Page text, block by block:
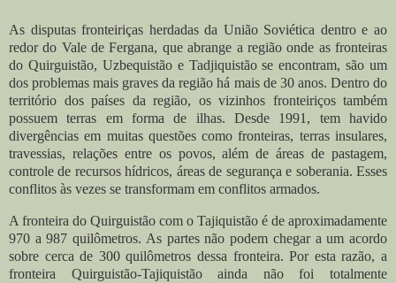
As disputas fronteiriças herdadas da União Soviética dentro e ao
redor do Vale de Fergana, que abrange a região onde as fronteiras
do Quirguistão, Uzbequistão e Tadjiquistão se encontram, são um
dos problemas mais graves da região há mais de 30 anos. Dentro do
território dos países da região, os vizinhos fronteiriços também
possuem terras em forma de ilhas. Desde 1991, tem havido
divergências em muitas questões como fronteiras, terras insulares,
travessias, relações entre os povos, além de áreas de pastagem,
controle de recursos hídricos, áreas de segurança e soberania. Esses
conflitos às vezes se transformam em conflitos armados.
A fronteira do Quirguistão com o Tajiquistão é de aproximadamente
970 a 987 quilômetros. As partes não podem chegar a um acordo
sobre cerca de 300 quilômetros dessa fronteira. Por esta razão, a
fronteira Quirguistão-Tajiquistão ainda não foi totalmente